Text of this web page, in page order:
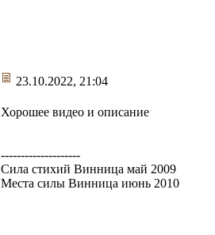
23.10.2022, 21:04
Хорошее видео и описание
--------------------
Сила стихий Винница май 2009
Места силы Винница июнь 2010